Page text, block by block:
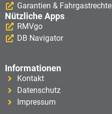
Garantien & Fahrgastrechte
Nützliche Apps
RMVgo
DB Navigator
Informationen
Kontakt
Datenschutz
Impressum